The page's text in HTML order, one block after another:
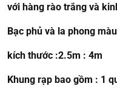
với hàng rào trắng và
Bạc phủ và la phong
kích thước :2.5m : 4m
Khung rạp bao gồm : 1